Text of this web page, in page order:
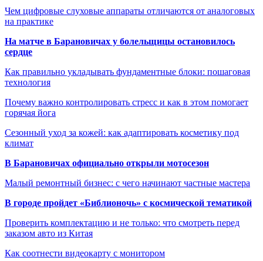
Чем цифровые слуховые аппараты отличаются от аналоговых
на практике
На матче в Барановичах у болельщицы остановилось
сердце
Как правильно укладывать фундаментные блоки: пошаговая
технология
Почему важно контролировать стресс и как в этом помогает
горячая йога
Сезонный уход за кожей: как адаптировать косметику под
климат
В Барановичах официально открыли мотосезон
Малый ремонтный бизнес: с чего начинают частные мастера
В городе пройдет «Библионочь» с космической тематикой
Проверить комплектацию и не только: что смотреть перед
заказом авто из Китая
Как соотнести видеокарту с монитором